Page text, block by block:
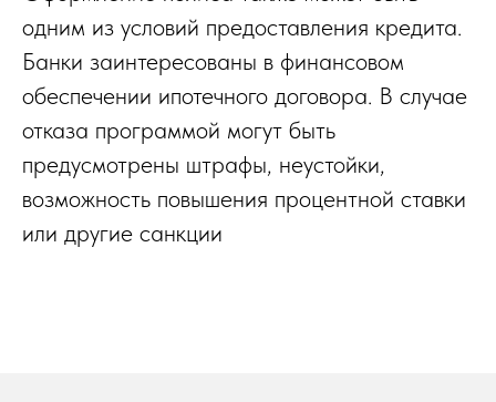
одним из условий предоставления кредита.
Банки заинтересованы в финансовом
обеспечении ипотечного договора. В случае
отказа программой могут быть
предусмотрены штрафы, неустойки,
возможность повышения процентной ставки
или другие санкции